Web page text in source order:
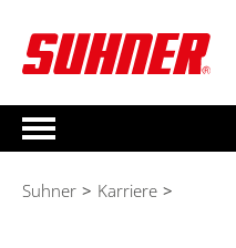
Suhner > Karriere >